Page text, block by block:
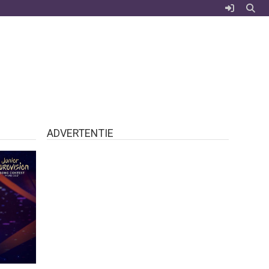
ADVERTENTIE